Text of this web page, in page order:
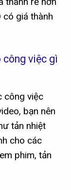
có giá thành
công việc gì
công việc
bạn nên
tản nhiệt
cho các
phim, tản